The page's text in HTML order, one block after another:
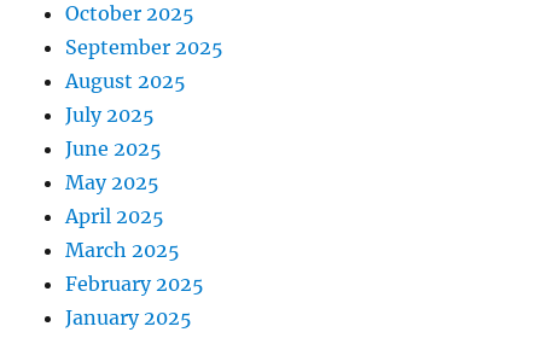
October 2025
September 2025
August 2025
July 2025
June 2025
May 2025
April 2025
March 2025
February 2025
January 2025